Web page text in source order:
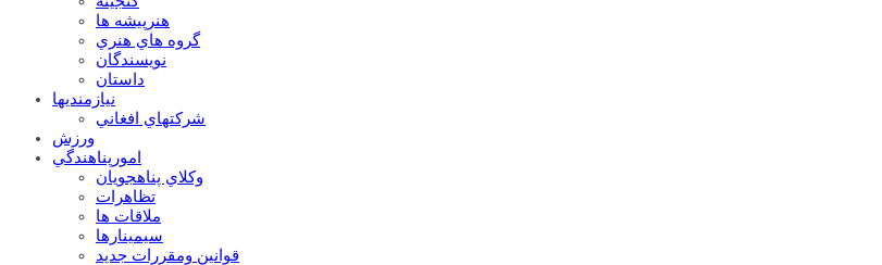
هنرپيشه ها
گروه هاي هنري
نويسندگان
داستان
نيازمنديها
شرکتهاي افغاني
ورزش
امورپناهندگي
وکلاي پناهجويان
تظاهرات
ملاقات ها
سيمينارها
قوانين ومقررات جديد